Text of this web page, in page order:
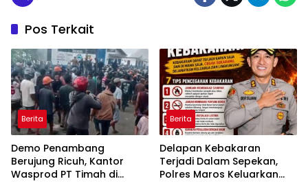
Pos Terkait
Berita
Demo Penambang
Berujung Ricuh, Kantor
Wasprod PT Timah di
Berita
Delapan Kebakaran
Terjadi Dalam Sepekan,
Polres Maros Keluarkan